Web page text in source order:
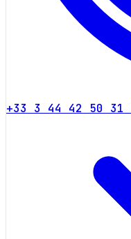
+33 3 44 42 50 31